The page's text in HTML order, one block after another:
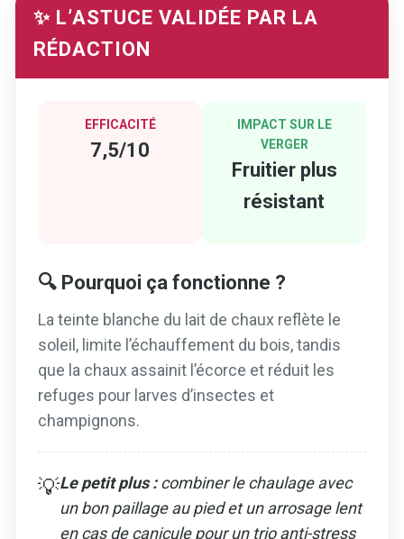
✨ L’ASTUCE VALIDÉE PAR LA
RÉDACTION
EFFICACITÉ
7,5/10
IMPACT SUR LE
VERGER
Fruitier plus
résistant
🔍 Pourquoi ça fonctionne ?
La teinte blanche du lait de chaux reflète le
soleil, limite l’échauffement du bois, tandis
que la chaux assainit l’écorce et réduit les
refuges pour larves d’insectes et
champignons.
💡Le petit plus :combiner le chaulage avec
un bon paillage au pied et un arrosage lent
en cas de canicule pour un trio anti-stress